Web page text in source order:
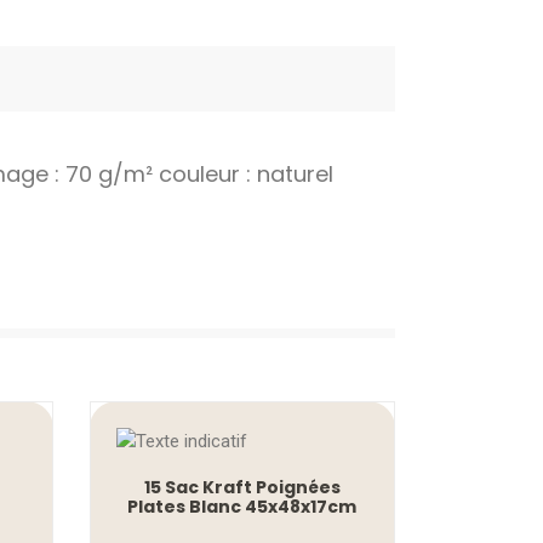
: 70 g/m² couleur : naturel
15 Sac Kraft Poignées
Plates Blanc 45x48x17cm